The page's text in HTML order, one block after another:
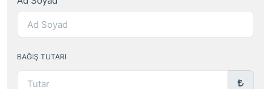
BAĞIŞ TUTARI